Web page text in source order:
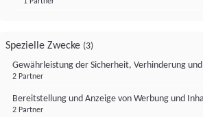
Spezielle Zwecke (3)
Gewährleistung der Sicherheit, Verhinderung
2 Partner
Bereitstellung und Anzeige von Werbung und
2 Partner